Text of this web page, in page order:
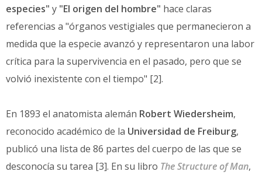
especies" y "El origen del hombre" hace claras
referencias a "órganos vestigiales que permanecieron a
medida que la especie avanzó y representaron una labor
crítica para la supervivencia en el pasado, pero que se
volvió inexistente con el tiempo" [2].
En 1893 el anatomista alemán Robert Wiedersheim,
reconocido académico de la Universidad de Freiburg,
publicó una lista de 86 partes del cuerpo de las que se
desconocía su tarea [3]. En su libro The Structure of Man,